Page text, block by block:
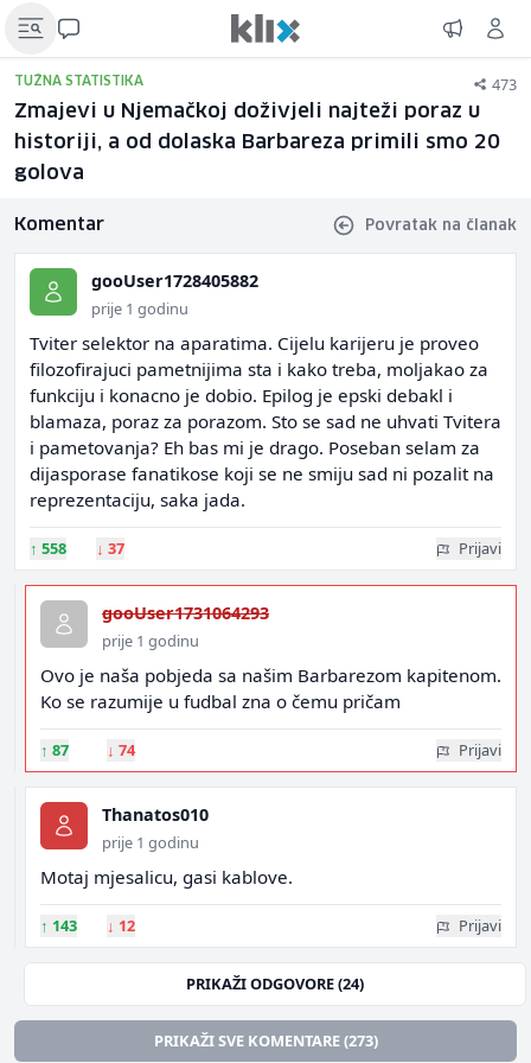
TUŽNA STATISTIKA 473
Zmajevi u Njemačkoj doživjeli najteži poraz u
historiji, a od dolaska Barbareza primili smo 20
golova
Komentar Povratak na članak
gooUser1728405882
prije 1 godinu
Tviter selektor na aparatima. Cijelu karijeru je proveo
filozofirajuci pametnijima sta i kako treba, moljakao za
funkciju i konacno je dobio. Epilog je epski debakl i
blamaza, poraz za porazom. Sto se sad ne uhvati Tvitera
i pametovanja? Eh bas mi je drago. Poseban selam za
dijasporase fanatikose koji se ne smiju sad ni pozalit na
reprezentaciju, saka jada.
↑ 558 ↓ 37 Prijavi
gooUser1731064293
prije 1 godinu
Ovo je naša pobjeda sa našim Barbarezom kapitenom.
Ko se razumije u fudbal zna o čemu pričam
↑ 87 ↓ 74 Prijavi
Thanatos010
prije 1 godinu
Motaj mjesalicu, gasi kablove.
↑ 143 ↓ 12 Prijavi
PRIKAŽI ODGOVORE (24)
PRIKAŽI SVE KOMENTARE (273)